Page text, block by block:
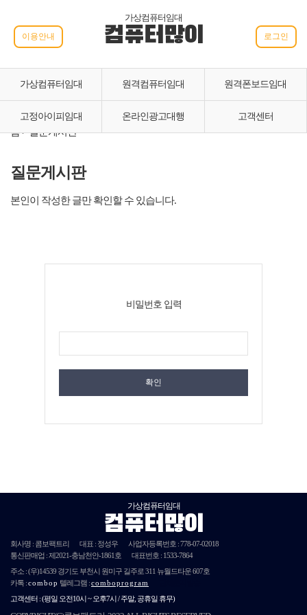
가상컴퓨터임대
컴퓨터많이
이용안내 로그인
가상컴퓨터임대 원격컴퓨터임대 원격폰보드임대
고정아이피임대 온라인광고대행 고객센터
홈 > 질문게시판
질문게시판
본인이 작성한 글만 확인할 수 있습니다.
비밀번호 입력
확인
가상컴퓨터임대
컴퓨터많이
회사명 : 콤보팩트리 대표 : 정성우 사업자등록번호 :778-07-02018
통신판매업 : 제 2021-충남천안-1861호
대표번호 : 1533-7864
주소 :(우)14539 경기도 부천시 원미구 길주로 311 뉴월드타운 607호
카톡 :combop 텔레그램 :comboprogram
고객센터 :(평일 오전10시 ~ 오후7시 / 주말, 공휴일 휴무)